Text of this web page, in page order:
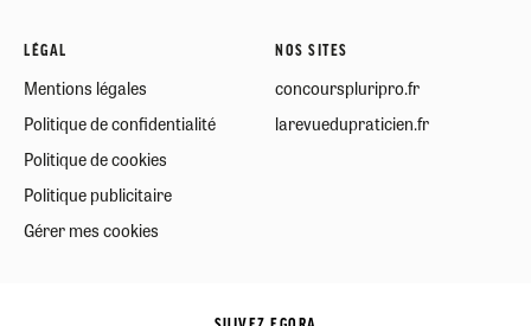
LÉGAL
Mentions légales
Politique de confidentialité
Politique de cookies
Politique publicitaire
Gérer mes cookies
NOS SITES
concourspluripro.fr
larevuedupraticien.fr